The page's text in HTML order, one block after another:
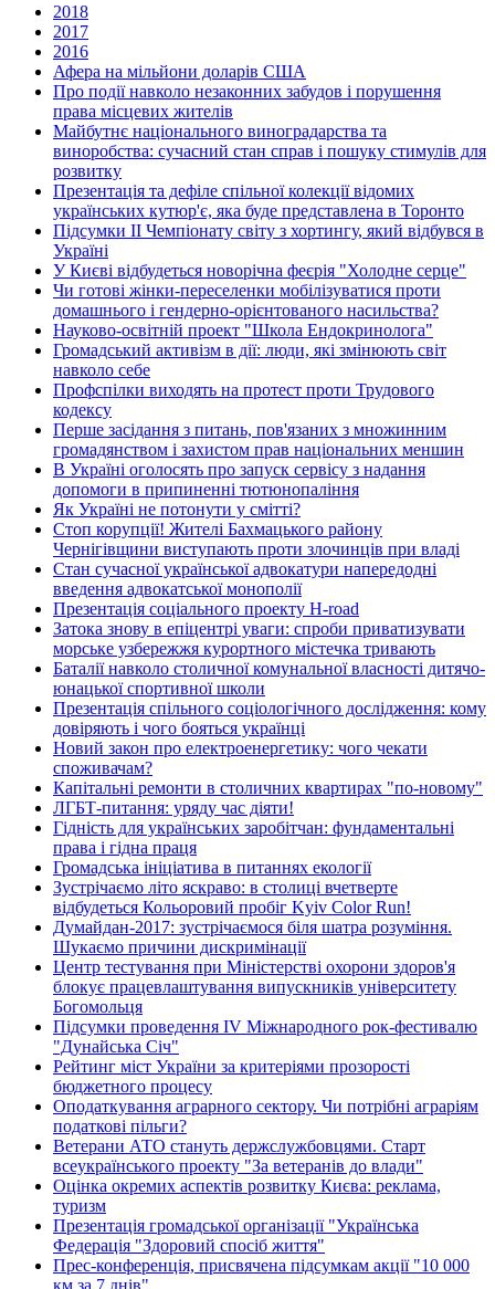
2018
2017
2016
Афера на мільйони доларів США
Про події навколо незаконних забудов і порушення
права місцевих жителів
Майбутнє національного виноградарства та
виноробства: сучасний стан справ і пошуку стимулів для
розвитку
Презентація та дефіле спільної колекції відомих
українських кутюр'є, яка буде представлена в Торонто
Підсумки ІІ Чемпіонату світу з хортингу, який відбувся в
Україні
У Києві відбудеться новорічна феєрія "Холодне серце"
Чи готові жінки-переселенки мобілізуватися проти
домашнього і гендерно-орієнтованого насильства?
Науково-освітній проект "Школа Ендокринолога"
Громадський активізм в дії: люди, які змінюють світ
навколо себе
Профспілки виходять на протест проти Трудового
кодексу
Перше засідання з питань, пов'язаних з множинним
громадянством і захистом прав національних меншин
В Україні оголосять про запуск сервісу з надання
допомоги в припиненні тютюнопаління
Як Україні не потонути у смітті?
Стоп корупції! Жителі Бахмацького району
Чернігівщини виступають проти злочинців при владі
Стан сучасної української адвокатури напередодні
введення адвокатської монополії
Презентація соціального проекту H-road
Затока знову в епіцентрі уваги: спроби приватизувати
морське узбережжя курортного містечка тривають
Баталії навколо столичної комунальної власності дитячо-
юнацької спортивної школи
Презентація спільного соціологічного дослідження: кому
довіряють і чого бояться українці
Новий закон про електроенергетику: чого чекати
споживачам?
Капітальні ремонти в столичних квартирах "по-новому"
ЛГБТ-питання: уряду час діяти!
Гідність для українських заробітчан: фундаментальні
права і гідна праця
Громадська ініціатива в питаннях екології
Зустрічаємо літо яскраво: в столиці вчетверте
відбудеться Кольоровий пробіг Kyiv Color Run!
Думайдан-2017: зустрічаємося біля шатра розуміння.
Шукаємо причини дискримінації
Центр тестування при Міністерстві охорони здоров'я
блокує працевлаштування випускників університету
Богомольця
Підсумки проведення IV Міжнародного рок-фестивалю
"Дунайська Січ"
Рейтинг міст України за критеріями прозорості
бюджетного процесу
Оподаткування аграрного сектору. Чи потрібні аграріям
податкові пільги?
Ветерани АТО стануть держслужбовцями. Старт
всеукраїнського проекту "За ветеранів до влади"
Оцінка окремих аспектів розвитку Києва: реклама,
туризм
Презентація громадської організації "Українська
Федерація "Здоровий спосіб життя"
Прес-конференція, присвячена підсумкам акції "10 000
км за 7 днів"